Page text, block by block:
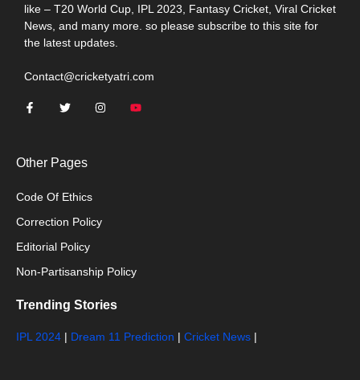
like – T20 World Cup, IPL 2023, Fantasy Cricket, Viral Cricket
News, and many more. so please subscribe to this site for
the latest updates.
Contact@cricketyatri.com
Other Pages
Code Of Ethics
Correction Policy
Editorial Policy
Non-Partisanship Policy
Trending Stories
IPL 2024 | Dream 11 Prediction | Cricket News |